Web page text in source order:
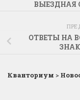
ВЫЕЗДНАЯ
ОТВЕТЫ НА
Кванториум >